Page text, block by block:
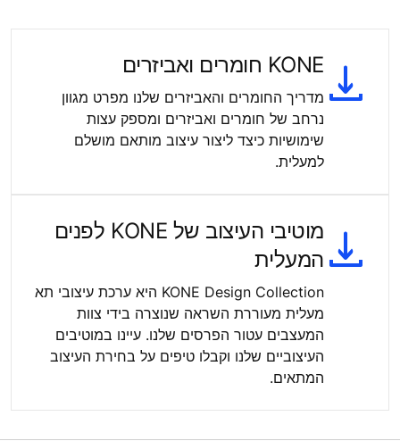
KONE חומרים ואביזרים
מדריך החומרים והאביזרים שלנו מפרט מגוון
נרחב של חומרים ואביזרים ומספק עצות
שימושיות כיצד ליצור עיצוב מותאם מושלם
למעלית.
מוטיבי העיצוב של KONE לפנים
המעלית
KONE Design Collection היא ערכת עיצובי תא
מעלית מעוררת השראה שנוצרה בידי צוות
המעצבים עטור הפרסים שלנו. עיינו במוטיבים
העיצוביים שלנו וקבלו טיפים על בחירת העיצוב
המתאים.